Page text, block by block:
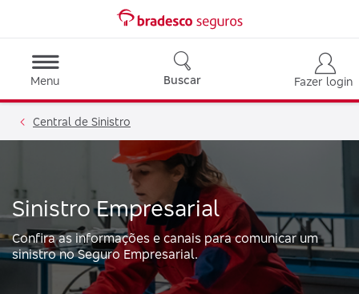
Menu Buscar Fazer login
Central de Sinistro
Sinistro Empresarial
Confira as informações e canais para comunicar um
sinistro no Seguro Empresarial.